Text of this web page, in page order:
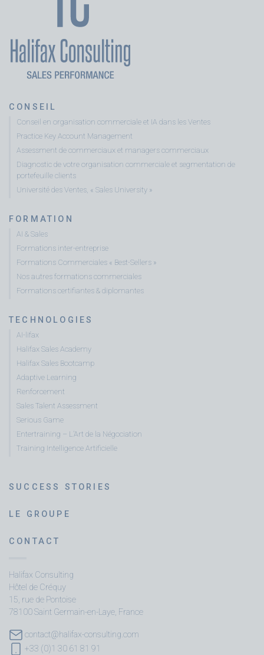
CONSEIL
Conseil en organisation commerciale et IA dans les Ventes
Practice Key Account Management
Assessment de commerciaux et managers commerciaux
Diagnostic de votre organisation commerciale et segmentation de
portefeuille clients
Université des Ventes, « Sales University »
FORMATION
AI & Sales
Formations inter-entreprise
Formations Commerciales « Best-Sellers »
Nos autres formations commerciales
Formations certifiantes & diplomantes
TECHNOLOGIES
AI-lifax
Halifax Sales Academy
Halifax Sales Bootcamp
Adaptive Learning
Renforcement
Sales Talent Assessment
Serious Game
Entertraining – L’Art de la Négociation
Training Intelligence Artificielle
SUCCESS STORIES
LE GROUPE
CONTACT
Halifax Consulting
Hôtel de Créquy
15, rue de Pontoise
78100 Saint Germain-en-Laye, France
contact@halifax-consulting.com
+33 (0)1 30 61 81 91